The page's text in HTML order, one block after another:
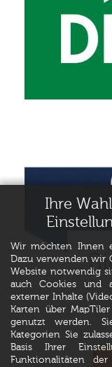
Ihre
Wir möchten Ihnen
Dazu verwenden wir
Website notwendig
auch Cookies und
externer Inhalte
Karten über
genutzt werden.
Kategorien Sie
Basis Ihrer
Funktionalitäten